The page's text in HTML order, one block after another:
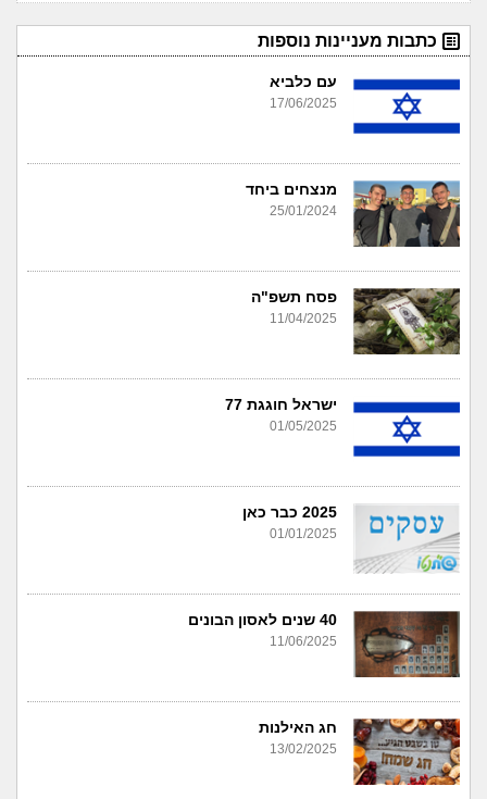
כתבות מעניינות נוספות
עם כלביא
17/06/2025
מנצחים ביחד
25/01/2024
פסח תשפ"ה
11/04/2025
ישראל חוגגת 77
01/05/2025
2025 כבר כאן
01/01/2025
40 שנים לאסון הבונים
11/06/2025
חג האילנות
13/02/2025